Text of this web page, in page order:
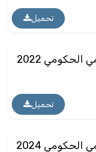
تحميل
2022
تحميل
2024